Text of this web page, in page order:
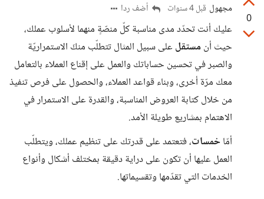
0
مجهول قبل 4 سنوات أضف ردا
عليك أنت تحدّد مدى مناسبة كلّ منصّةٍ منهما لأسلوب عملك،
حيث أنمستقل على سبيل المثال تتطلّب منكَ الاستمراريّة
والصبر في تحسين حساباتك والعمل على إقناع العملاء بالتعامل
معك مرّة أخرى، وبناء قواعد العملاء، والحصول على فرص تنفيذ
من خلال كتابة العروض المناسبة، والقدرة على الاستمرار في
الاهتمام بمشاريع طويلة الأمد.
أمّاخمسات، فتعتمد على قدرتك على تنظيم عملك، ويتطلّب
العمل عليها أن تكون على دراية دقيقة بمختلف أشكال وأنواع
الخدمات التي تقدّمها وتقسيماتها.